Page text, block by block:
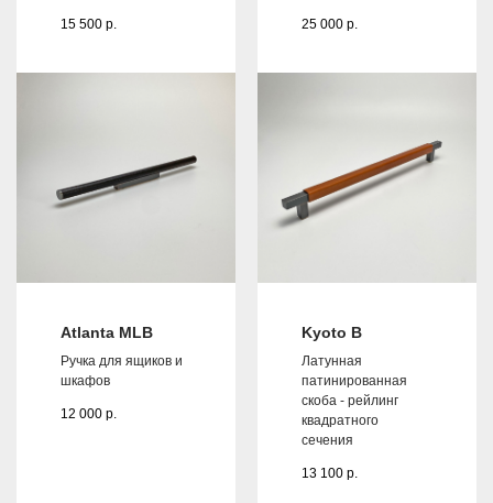
15 500 р. 25 000 р.
Atlanta MLB
Ручка для ящиков и
шкафов
12 000 р.
Kyoto B
Латунная
патинированная
скоба - рейлинг
квадратного
сечения
13 100 р.